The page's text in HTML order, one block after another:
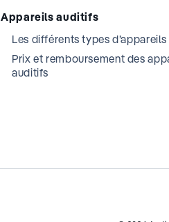
Appareils auditifs
Les différents types
Prix et remboursement des
auditifs